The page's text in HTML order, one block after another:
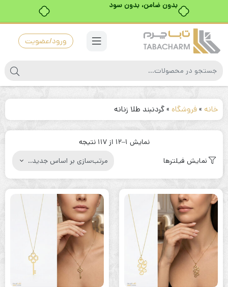
بدون ضامن، بدون سود
ورود/عضویت
خانه »فروشگاه »گردنبند طلا زنانه
نمایش 1–12 از 117 نتیجه
مرتب‌سازی
اساس
نمایش فیلترها